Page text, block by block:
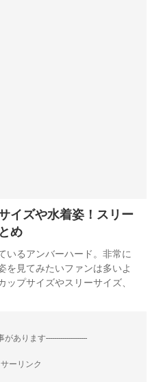
イズや水着姿！スリー
め
いるアンバーハード。非常に
を見てみたいファンは多いよ
プサイズやスリーサイズ、
があります--------------------
ーリンク